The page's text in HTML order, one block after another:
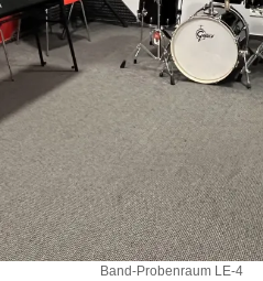
Band-Probenraum LE-4